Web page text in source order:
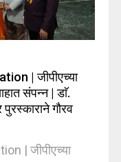
| जीपीएच्या
संपन्न | डाॅ.
गौरव
| जीपीएच्या